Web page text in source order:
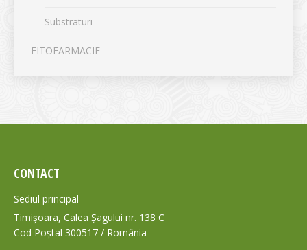
Substraturi
FITOFARMACIE
CONTACT
Sediul principal
Timișoara, Calea Șagului nr. 138 C
Cod Poștal 300517 / România